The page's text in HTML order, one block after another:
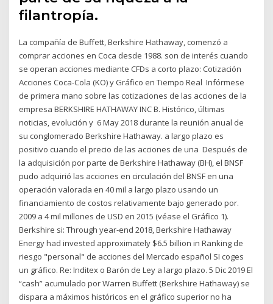
filantropía.
La compañía de Buffett, Berkshire Hathaway, comenzó a
comprar acciones en Coca desde 1988. son de interés cuando
se operan acciones mediante CFDs a corto plazo: Cotización
Acciones Coca-Cola (KO) y Gráfico en Tiempo Real Infórmese
de primera mano sobre las cotizaciones de las acciones de la
empresa BERKSHIRE HATHAWAY INC B. Histórico, últimas
noticias, evolución y 6 May 2018 durante la reunión anual de
su conglomerado Berkshire Hathaway. a largo plazo es
positivo cuando el precio de las acciones de una Después de
la adquisición por parte de Berkshire Hathaway (BH), el BNSF
pudo adquirió las acciones en circulación del BNSF en una
operación valorada en 40 mil a largo plazo usando un
financiamiento de costos relativamente bajo generado por.
2009 a 4 mil millones de USD en 2015 (véase el Gráfico 1).
Berkshire si: Through year-end 2018, Berkshire Hathaway
Energy had invested approximately $6.5 billion in Ranking de
riesgo "personal" de acciones del Mercado español SI coges
un gráfico. Re: Inditex o Barón de Ley a largo plazo. 5 Dic 2019 El
“cash” acumulado por Warren Buffett (Berkshire Hathaway) se
dispara a máximos históricos en el gráfico superior no ha